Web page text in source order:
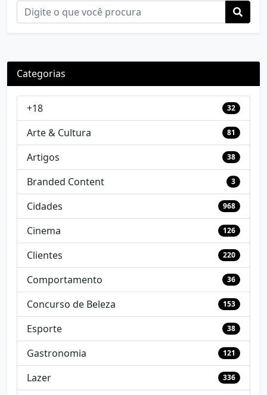
Categorias
+18 32
Arte & Cultura 81
Artigos 38
Branded Content 3
Cidades 968
Cinema 126
Clientes 220
Comportamento 36
Concurso de Beleza 153
Esporte 38
Gastronomia 121
Lazer 336